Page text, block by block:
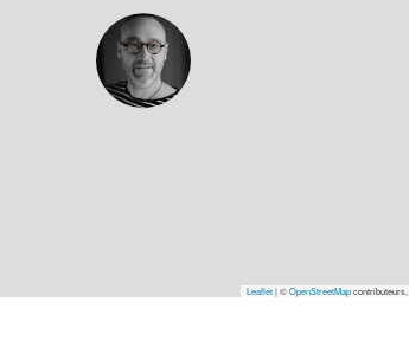
Leaflet|©OpenStreetMap